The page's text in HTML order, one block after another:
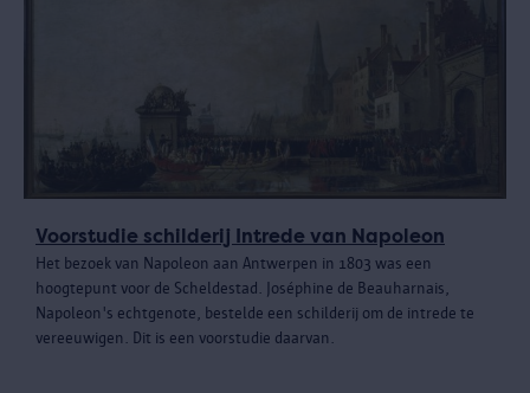
Voorstudie schilderij Intrede van Napoleon
Het bezoek van Napoleon aan Antwerpen in 1803 was een
hoogtepunt voor de Scheldestad. Joséphine de Beauharnais,
Napoleon's echtgenote, bestelde een schilderij om de intrede te
vereeuwigen. Dit is een voorstudie daarvan.